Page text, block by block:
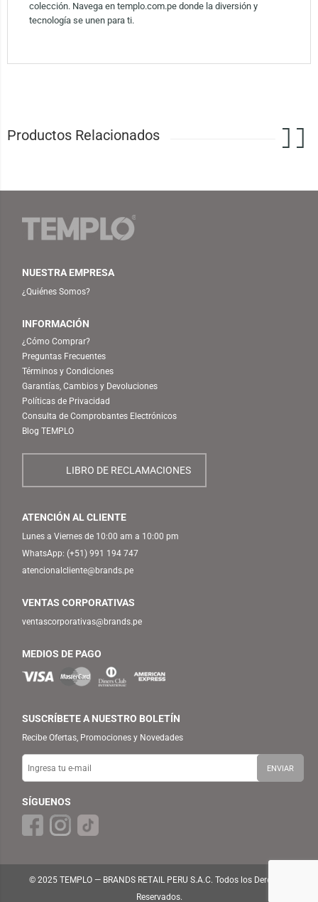
colección. Navega en templo.com.pe donde la diversión y
tecnología se unen para ti.
Productos Relacionados
NUESTRA EMPRESA
¿Quiénes Somos?
INFORMACIÓN
¿Cómo Comprar?
Preguntas Frecuentes
Términos y Condiciones
Garantías, Cambios y Devoluciones
Políticas de Privacidad
Consulta de Comprobantes Electrónicos
Blog TEMPLO
LIBRO DE RECLAMACIONES
ATENCIÓN AL CLIENTE
Lunes a Viernes de 10:00 am a 10:00 pm
WhatsApp: (+51) 991 194 747
atencionalcliente@brands.pe
VENTAS CORPORATIVAS
ventascorporativas@brands.pe
MEDIOS DE PAGO
SUSCRÍBETE A NUESTRO BOLETÍN
Recibe Ofertas, Promociones y Novedades
SÍGUENOS
© 2025 TEMPLO — BRANDS RETAIL PERU S.A.C. Todos los Derechos
Reservados.